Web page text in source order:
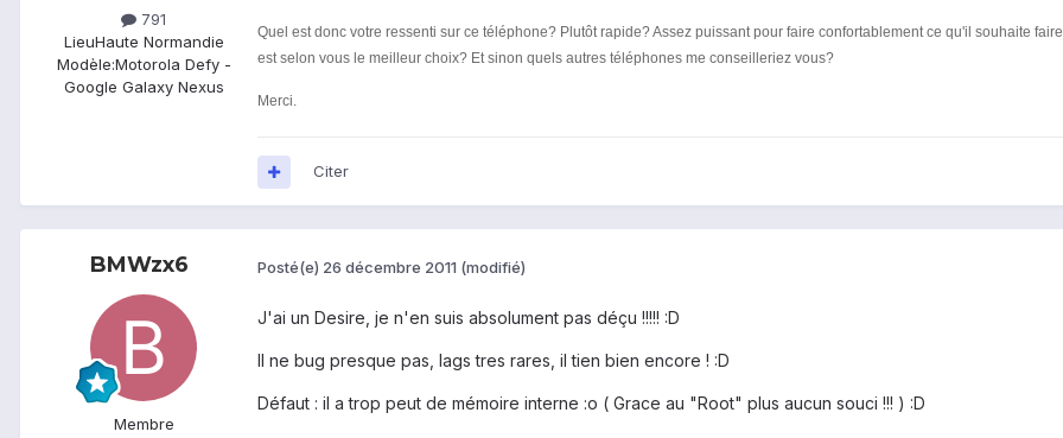
791
LieuHaute Normandie
Modèle:Motorola Defy -
Google Galaxy Nexus
Quel est donc votre ressenti sur ce téléphone? Plutôt rapide? Assez puissant pour faire confortablement ce qu'il souhaite
est selon vous le meilleur choix? Et sinon quels autres téléphones me conseilleriez vous?
Merci.
Citer
BMWzx6
Membre
Posté(e) 26 décembre 2011 (modifié)
J'ai un Desire, je n'en suis absolument pas déçu !!!!! :D
Il ne bug presque pas, lags tres rares, il tien bien encore ! :D
Défaut : il a trop peut de mémoire interne :o ( Grace au "Root" plus aucun souci !!! ) :D